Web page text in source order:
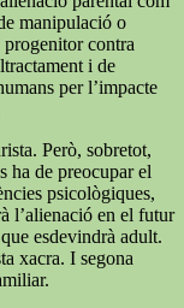
manipulació o
contra
i de
per l’impacte
Però, sobretot,
ha de preocupar el
psicològiques,
l’alienació en el futur
esdevindrà adult.
xacra. I segona